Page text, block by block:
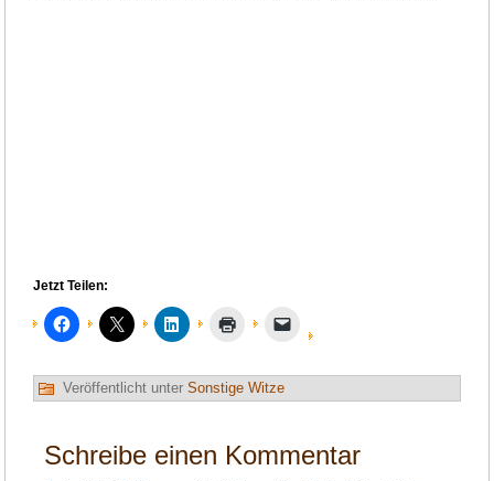
Jetzt Teilen:
Veröffentlicht unter Sonstige Witze
Schreibe einen Kommentar